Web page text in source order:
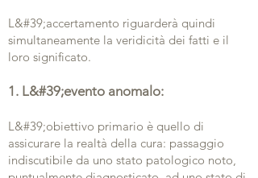
L&#39;accertamento riguarderà quindi
simultaneamente la veridicità dei fatti e il
loro significato.
1. L&#39;evento anomalo:
L&#39;obiettivo primario è quello di
assicurare la realtà della cura: passaggio
indiscutibile da uno stato patologico noto,